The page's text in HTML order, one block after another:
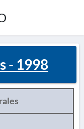
- 1998